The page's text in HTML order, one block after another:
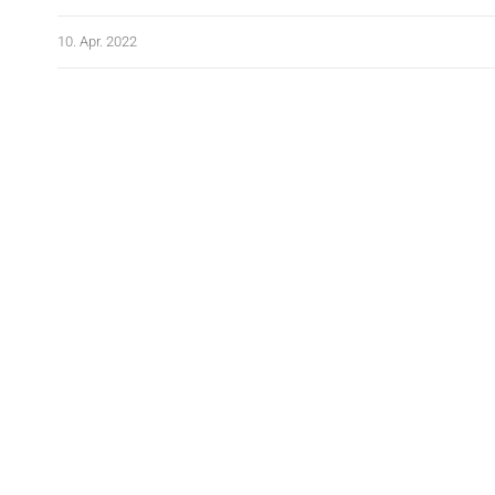
10. Apr. 2022